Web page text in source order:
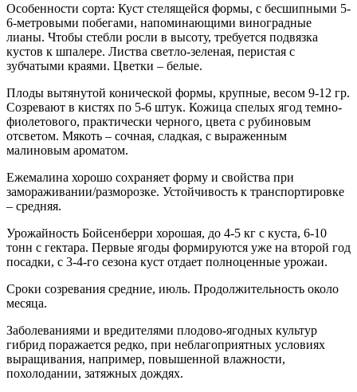
Особенности сорта: Куст стелящейся формы, с бесшипными 5-
6-метровыми побегами, напоминающими виноградные
лианы. Чтобы стебли росли в высоту, требуется подвязка
кустов к шпалере. Листва светло-зеленая, перистая с
зубчатыми краями. Цветки – белые.
Плоды вытянутой конической формы, крупные, весом 9-12 гр.
Созревают в кистях по 5-6 штук. Кожица спелых ягод темно-
фиолетового, практически черного, цвета с рубиновым
отсветом. Мякоть – сочная, сладкая, с выраженным
малиновым ароматом.
Ежемалина хорошо сохраняет форму и свойства при
замораживании/разморозке. Устойчивость к транспортировке
– средняя.
Урожайность Бойсенберри хорошая, до 4-5 кг с куста, 6-10
тонн с гектара. Первые ягоды формируются уже на второй год
посадки, с 3-4-го сезона куст отдает полноценные урожаи.
Сроки созревания средние, июль. Продолжительность около
месяца.
Заболеваниями и вредителями плодово-ягодных культур
гибрид поражается редко, при неблагоприятных условиях
выращивания, например, повышенной влажности,
похолодании, затяжных дождях.